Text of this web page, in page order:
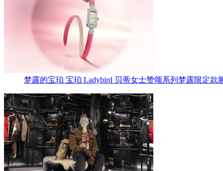
梦露的宝珀 宝珀 Ladybird 贝蒂女士赞颂系列梦露限定款